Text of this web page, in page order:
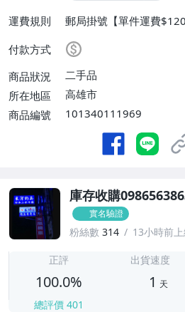
運費規則
郵局掛號【單件運費$120
付款方式
商品狀況
二手品
所在地區
高雄市
商品編號
101340111969
庫存收購
實名驗證
粉絲數 314 13小時前
正評
100.0%
總評價 401
出貨速度
1 天